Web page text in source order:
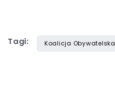
Tagi: Koalicja Obywatelska